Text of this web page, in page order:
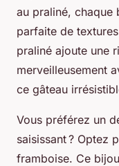
au praliné, chaque
parfaite de
praliné ajoute une
merveilleusement
ce gâteau
Vous préférez un
saisissant ? Optez
framboise. Ce